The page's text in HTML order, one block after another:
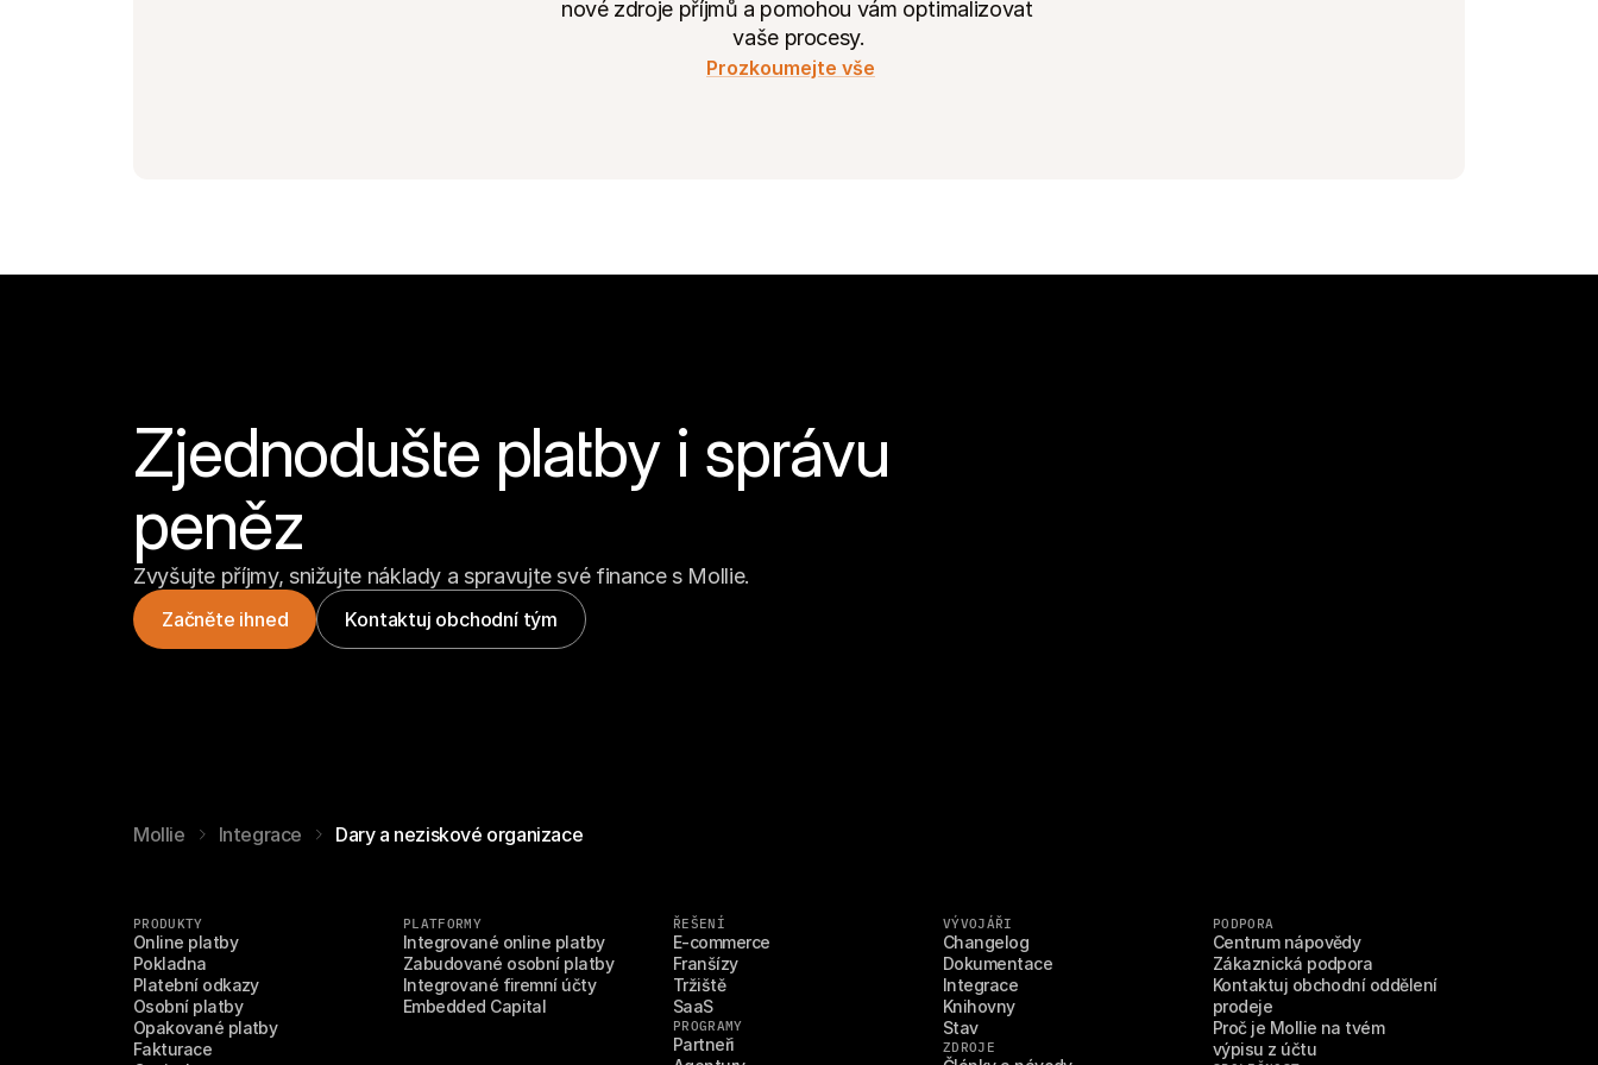
nové zdroje příjmů a pomohou vám optimalizovat
vaše procesy.
Prozkoumejte vše
Zjednodušte platby i správu
peněz
Zvyšujte příjmy, snižujte náklady a spravujte své finance s Mollie.
Začněte ihned Kontaktuj obchodní tým
Mollie Integrace Dary a neziskové organizace
PRODUKTY
Online platby
Pokladna
Platební odkazy
Osobní platby
Opakované platby
Fakturace
PLATFORMY
Integrované online platby
Zabudované osobní platby
Integrované firemní účty
Embedded Capital
ŘEŠENÍ
E-commerce
Franšízy
Tržiště
SaaS
PROGRAMY
Partneři
VÝVOJÁŘI
Changelog
Dokumentace
Integrace
Knihovny
Stav
ZDROJE
PODPORA
Centrum nápovědy
Zákaznická podpora
Kontaktuj obchodní oddělení
prodeje
Proč je Mollie na tvém
výpisu z účtu